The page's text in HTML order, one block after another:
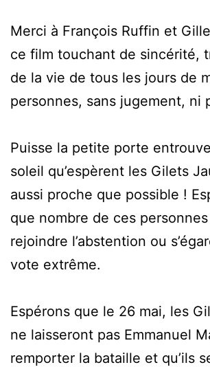
Merci à François Ruffin et
ce film touchant de sincérité,
de la vie de tous les jours de
personnes, sans jugement, ni
Puisse la petite porte
soleil qu’espèrent les Gilets
aussi proche que possible !
que nombre de ces personnes
rejoindre l’abstention ou
vote extrême.
Espérons que le 26 mai, les
ne laisseront pas Emmanuel
remporter la bataille et qu’ils